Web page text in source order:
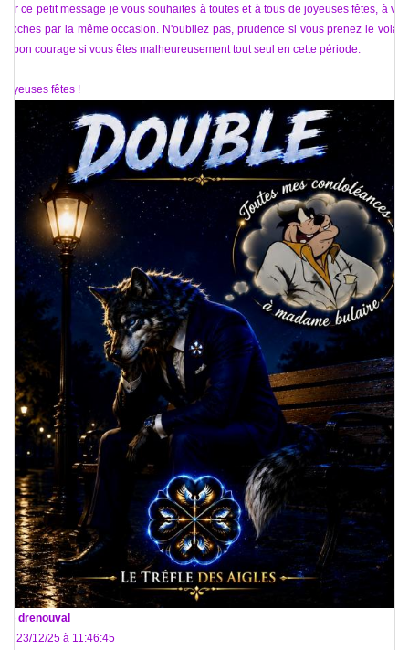
Par ce petit message je vous souhaites à toutes et à tous de joyeuses fêtes, à vos
proches par la même occasion. N'oubliez pas, prudence si vous prenez le volant
et bon courage si vous êtes malheureusement tout seul en cette période.
Joyeuses fêtes !
drenouval
Le 23/12/25 à 11:46:45